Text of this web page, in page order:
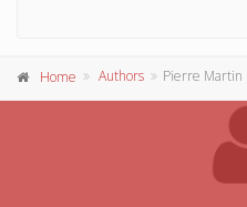
Home Authors Pierre Martin